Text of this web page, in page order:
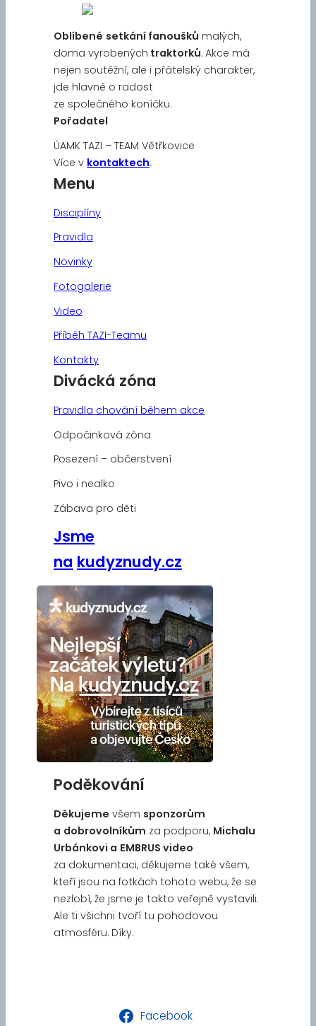
Oblíbené setkání fanoušků malých,
doma vyrobených traktorků. Akce má
nejen soutěžní, ale i přátelský charakter,
jde hlavně o radost
ze společného koníčku.
Pořadatel
ÚAMK TAZI – TEAM Větřkovice
Více v kontaktech.
Menu
Disciplíny
Pravidla
Novinky
Fotogalerie
Video
Příběh TAZI-Teamu
Kontakty
Divácká zóna
Pravidla chování během akce
Odpočinková zóna
Posezení – občerstvení
Pivo i nealko
Zábava pro děti
Jsme
na kudyznudy.cz
Poděkování
Děkujeme všem sponzorům
a dobrovolníkům za podporu, Michalu
Urbánkovi a EMBRUS video
za dokumentaci, děkujeme také všem,
kteří jsou na fotkách tohoto webu, že se
nezlobí, že jsme je takto veřejně vystavili.
Ale ti všichni tvoří tu pohodovou
atmosféru. Díky.
Facebook